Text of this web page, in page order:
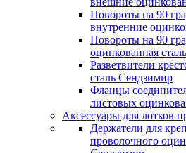
Повороты на 90
внутренние
Повороты на 90
оцинкованная
Разветвители
сталь Сендзимир
Фланцы
листовых
Аксессуары для лотков
Держатели для
проволочного